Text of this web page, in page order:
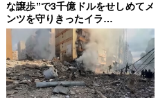
な譲歩”で3千億ドルをせしめてメ
ンツを守りきったイラ…